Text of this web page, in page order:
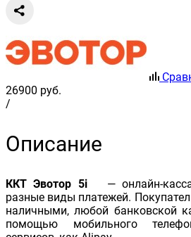
26900 руб.
/
Описание
ККТ Эвотор 5i
— онлайн-
разные виды платежей.
наличными, любой банковской
помощью мобильного